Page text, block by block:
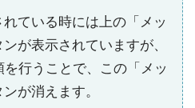
ている時には上の「メッ
が表示されていますが、
を行うことで、この「メッ
が消えます。